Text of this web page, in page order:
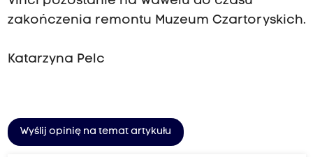
zakończenia remontu Muzeum Czartoryskich.
Katarzyna Pelc
Wyślij opinię na temat artykułu